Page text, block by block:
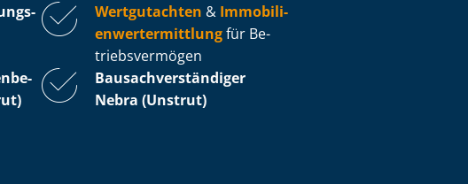
Wertgutachten & Im­mo­bi­li­
en­wert­ermitt­lungfür Be­
triebs­ver­mö­gen
Bau­sach­ver­stän­di­ger
Nebra (Unstrut)